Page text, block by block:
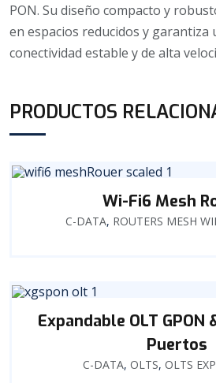
PON. Su diseño compacto y
en espacios reducidos y garantiza
conectividad estable y de alta
PRODUCTOS
Wi-Fi6 Mesh
C-DATA, ROUTERS MESH
Expandable OLT GPON
Puertos
C-DATA, OLTS, OLTS